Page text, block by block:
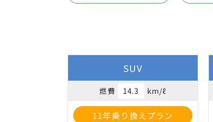
SUV
燃費 14.3 km/ℓ
11年乗り換えプラン